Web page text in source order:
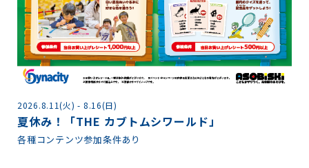
2026.8.11(火) - 8.16(日)
夏休み！「THE カブトムシワールド」
各種コンテンツ参加条件あり